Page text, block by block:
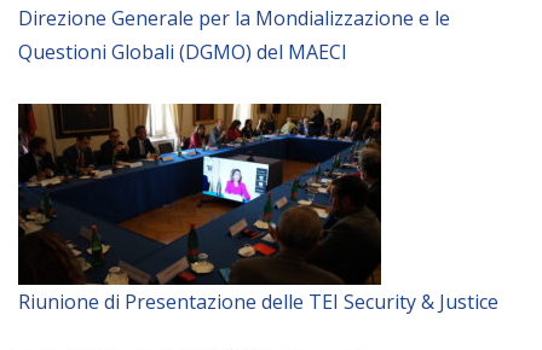
Direzione Generale per la Mondializzazione e le
Questioni Globali (DGMO) del MAECI
Riunione di Presentazione delle TEI Security & Justice